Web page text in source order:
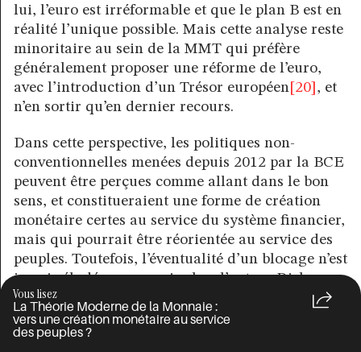
Vous lisez
La Théorie Moderne de la Monnaie :
vers une création monétaire au service
des peuples ?
lui, l’euro est irréformable et que le plan B est en
réalité l’unique possible. Mais cette analyse reste
minoritaire au sein de la MMT qui préfère
généralement proposer une réforme de l’euro,
avec l’introduction d’un Trésor européen[20] , et
n’en sortir qu’en dernier recours.
Dans cette perspective, les politiques non-
conventionnelles menées depuis 2012 par la BCE
peuvent être perçues comme allant dans le bon
sens, et constitueraient une forme de création
monétaire certes au service du système financier,
mais qui pourrait être réorientée au service des
peuples. Toutefois, l’éventualité d’un blocage n’est
jamais éludée, y compris chez l’auteur Dirk
Ehnts, très favorable au projet européen mais qui
a quand même présenté en 2017 les grandes
lignes d’un plan de sortie de l’euro. Bien que ce